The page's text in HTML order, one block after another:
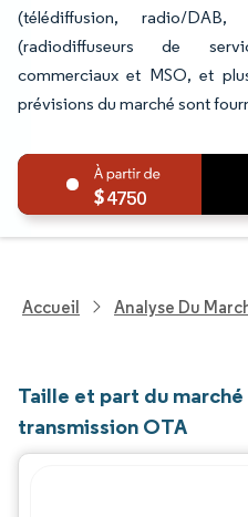
(télédiffusion, radio/
(radiodiffuseurs de
commerciaux et MSO, et
prévisions du marché sont
4750
Accueil Analyse Du
Taille et part du
transmission OTA